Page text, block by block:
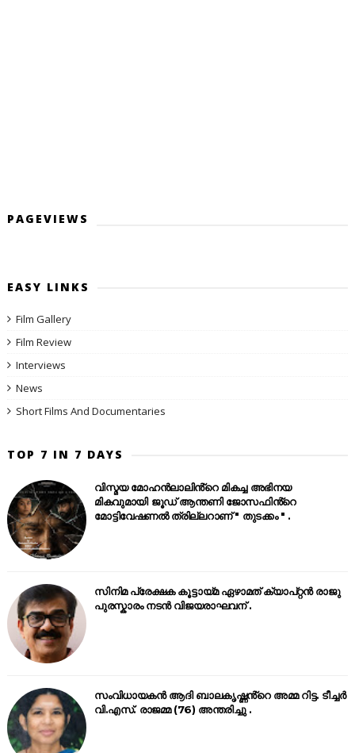
PAGEVIEWS
EASY LINKS
Film Gallery
Film Review
Interviews
News
Short Films And Documentaries
TOP 7 IN 7 DAYS
വിസ്മയ മോഹൻലാലിൻ്റെ മികച്ച അഭിനയ
മികവുമായി ജൂഡ് ആന്തണി ജോസഫിൻ്റെ
മോട്ടിവേഷണൽ ത്രില്ലറാണ് " തുടക്കം " .
സിനിമ പ്രേക്ഷക കൂട്ടായ്മ ഏഴാമത് ക്യാപ്റ്റൻ രാജു
പുരസ്കാരം നടൻ വിജയരാഘവന് .
സംവിധായകൻ ആദി ബാലകൃഷ്ണൻ്റെ അമ്മ റിട്ട. ടീച്ചർ
വി.എസ്. രാജമ്മ (76) അന്തരിച്ചു .